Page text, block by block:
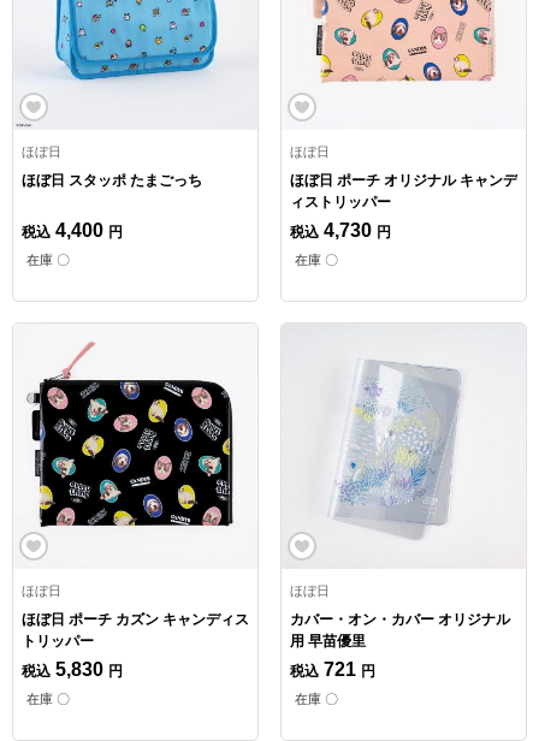
ほぼ日
ほぼ日 スタッポ たまごっち
税込 4,400 円
在庫 〇
ほぼ日
ほぼ日 ポーチ オリジナル キャンデ
ィストリッパー
税込 4,730 円
在庫 〇
ほぼ日
ほぼ日 ポーチ カズン キャンディス
トリッパー
税込 5,830 円
在庫 〇
ほぼ日
カバー・オン・カバー オリジナル
用 早苗優里
税込 721 円
在庫 〇